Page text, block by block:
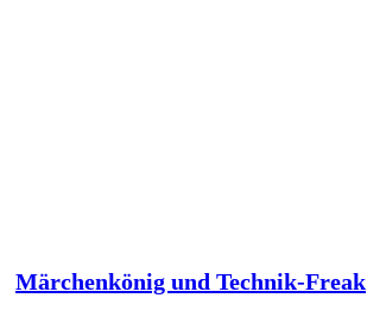
Märchenkönig und Technik-Freak